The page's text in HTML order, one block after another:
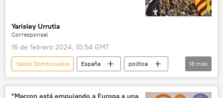
China
Ministerio de Comercio de China
Yarisley Urrutia
Corresponsal
16 de febrero 2024, 10:54 GMT
Valdis Dombrovskis España
política
seguridad
George Soros
Javier Couso
Cataluña Letonia
18 más
"Macron está empujando a Europa a una